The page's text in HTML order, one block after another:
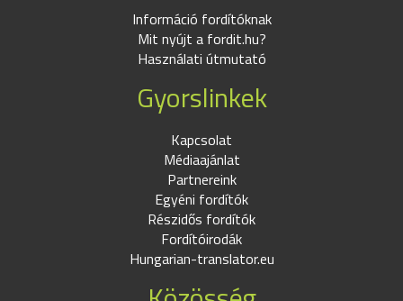
Információ fordítóknak
Mit nyújt a fordit.hu?
Használati útmutató
Gyorslinkek
Kapcsolat
Médiaajánlat
Partnereink
Egyéni fordítók
Részidős fordítók
Fordítóirodák
Hungarian-translator.eu